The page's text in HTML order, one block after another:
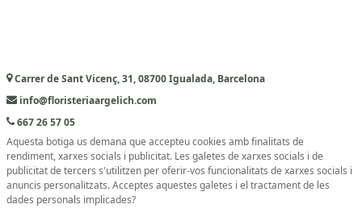
Carrer de Sant Vicenç, 31, 08700 Igualada, Barcelona
info@floristeriaargelich.com
667 26 57 05
Aquesta botiga us demana que accepteu cookies amb finalitats de
rendiment, xarxes socials i publicitat. Les galetes de xarxes socials i de
publicitat de tercers s'utilitzen per oferir-vos funcionalitats de xarxes socials i
anuncis personalitzats. Acceptes aquestes galetes i el tractament de les
dades personals implicades?